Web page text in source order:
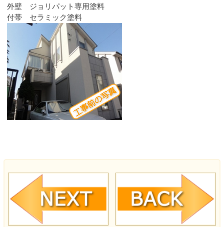
外壁 ジョリパット専用塗料
付帯 セラミック塗料